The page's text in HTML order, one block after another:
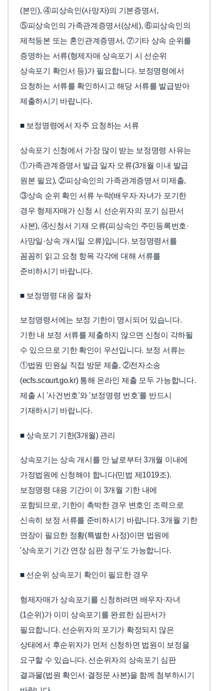
(본인), ④피상속인(사망자)의 기본증명서,
⑤피상속인의 가족관계증명서(상세), ⑥피상속인의
제적등본 또는 혼인관계증명서, ⑦기타 상속 순위를
증명하는 서류(형제자매 상속포기 시 선순위
상속포기 확인서 등)가 필요합니다. 보정명령에서
요청하는 서류를 확인하시고 해당 서류를 발급받아
제출하시기 바랍니다.
■ 보정명령에서 자주 요청하는 서류
상속포기 신청에서 가장 많이 받는 보정명령 사유는
①가족관계증명서 발급 일자 오류(3개월 이내 발급
원본 필요), ②피상속인의 가족관계증명서 미제출,
③상속 순위 확인 서류 누락(배우자·자녀가 포기한
경우 형제자매가 신청 시 선순위자의 포기 심판서
사본), ④신청서 기재 오류(피상속인 주민등록번호·
사망일·상속 개시일 오류)입니다. 보정명령서를
꼼꼼히 읽고 요청 항목 각각에 대해 서류를
준비하시기 바랍니다.
■ 보정명령 대응 절차
보정명령서에는 보정 기한이 명시되어 있습니다.
기한 내 보정 서류를 제출하지 않으면 신청이 각하될
수 있으므로 기한 확인이 우선입니다. 보정 서류는
①법원 민원실 직접 방문 제출, ②전자소송
(ecfs.scourt.go.kr) 통해 온라인 제출 모두 가능합니다.
제출 시 '사건번호'와 '보정명령 번호'를 반드시
기재하시기 바랍니다.
■ 상속포기 기한(3개월) 관리
상속포기는 상속 개시를 안 날로부터 3개월 이내에
가정법원에 신청해야 합니다(민법 제1019조).
보정명령 대응 기간이 이 3개월 기한 내에
포함되므로, 기한이 촉박한 경우 변호인 조력으로
신속히 보정 서류를 준비하시기 바랍니다. 3개월 기한
연장이 필요한 정황(특별한 사정)이면 법원에
'상속포기 기간 연장 심판 청구'도 가능합니다.
■ 선순위 상속포기 확인이 필요한 경우
형제자매가 상속포기를 신청하려면 배우자·자녀
(1순위)가 이미 상속포기를 완료한 심판서가
필요합니다. 선순위자의 포기가 확정되지 않은
상태에서 후순위자가 먼저 신청하면 법원이 보정을
요구할 수 있습니다. 선순위자의 상속포기 심판
결과물(법원 확인서·결정문 사본)을 함께 첨부하시기